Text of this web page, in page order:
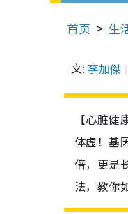
首页 生
文: 李加傑
【心脏
体虚！基
倍，更是
法，教你